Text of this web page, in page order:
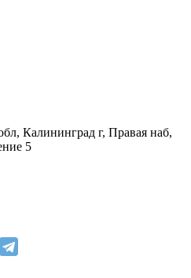
Калининград г, Правая наб,
5